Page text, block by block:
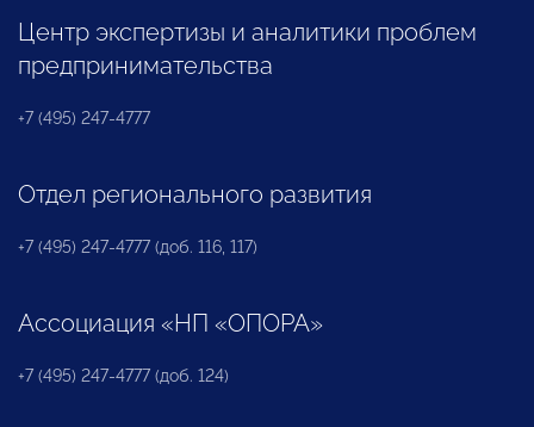
Центр экспертизы и аналитики проблем
предпринимательства
+7 (495) 247-4777
Отдел регионального развития
+7 (495) 247-4777 (доб. 116, 117)
Ассоциация «НП «ОПОРА»
+7 (495) 247-4777 (доб. 124)